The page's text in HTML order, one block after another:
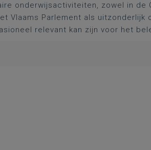
onderwijsactiviteiten, zowel in de
Vlaams Parlement als uitzonderlijk
relevant kan zijn voor het